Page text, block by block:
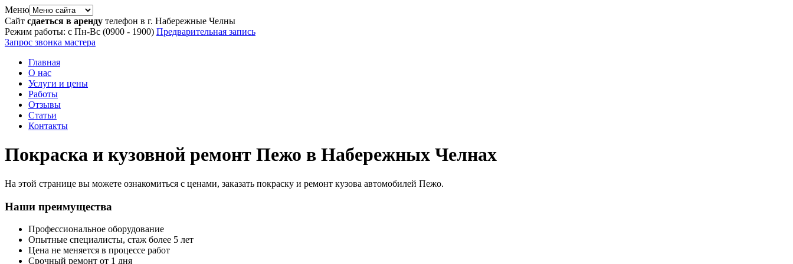
Меню
Сайт сдаеться в аренду телефон в г. Набережные Челны
Режим работы: с Пн-Вс (0900 - 1900) Предварительная запись
Запрос звонка мастера
Главная
О нас
Услуги и цены
Работы
Отзывы
Статьи
Контакты
Покраска и кузовной ремонт Пежо в Набережных Челнах
На этой странице вы можете ознакомиться с ценами, заказать покраску и ремонт кузова автомобилей Пежо.
Наши преимущества
Профессиональное оборудование
Опытные специалисты, стаж более 5 лет
Цена не меняется в процессе работ
Срочный ремонт от 1 дня